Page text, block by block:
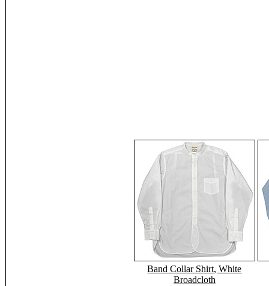
Band Collar Shirt, White
Broadcloth